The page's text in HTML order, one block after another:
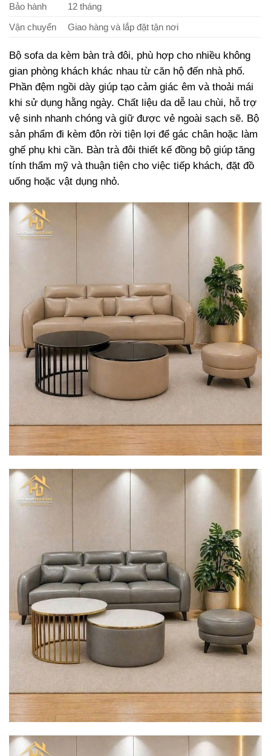
Bảo hành
12 tháng
Vận chuyển
Giao hàng và lắp đặt tận nơi
Bộ sofa da kèm bàn trà đôi, phù hợp cho nhiều không
gian phòng khách khác nhau từ căn hộ đến nhà phố.
Phần đệm ngồi dày giúp tạo cảm giác êm và thoải mái
khi sử dụng hằng ngày. Chất liệu da dễ lau chùi, hỗ trợ
vệ sinh nhanh chóng và giữ được vẻ ngoài sạch sẽ. Bộ
sản phẩm đi kèm đôn rời tiện lợi để gác chân hoặc làm
ghế phụ khi cần. Bàn trà đôi thiết kế đồng bộ giúp tăng
tính thẩm mỹ và thuận tiện cho việc tiếp khách, đặt đồ
uống hoặc vật dụng nhỏ.